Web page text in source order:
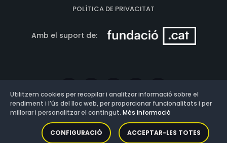
POLÍTICA DE PRIVACITAT
Amb el suport de:
Versió: 3.13.0.202607011342
Utilitzem cookies per recopilar i analitzar informació sobre el
rendiment i l’ús del lloc web, per proporcionar funcionalitats i per
millorar i personalitzar el contingut. Més informació
CONFIGURACIÓ ACCEPTAR-LES TOTES